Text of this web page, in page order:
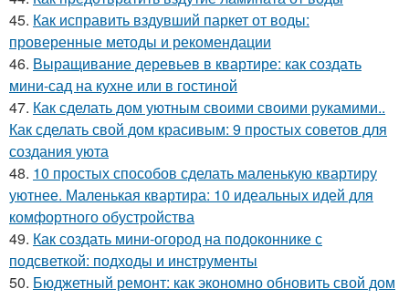
45. Как исправить вздувший паркет от воды:
проверенные методы и рекомендации
46. Выращивание деревьев в квартире: как создать
мини-сад на кухне или в гостиной
47. Как сделать дом уютным своими своими рукамими..
Как сделать свой дом красивым: 9 простых советов для
создания уюта
48. 10 простых способов сделать маленькую квартиру
уютнее. Маленькая квартира: 10 идеальных идей для
комфортного обустройства
49. Как создать мини-огород на подоконнике с
подсветкой: подходы и инструменты
50. Бюджетный ремонт: как экономно обновить свой дом